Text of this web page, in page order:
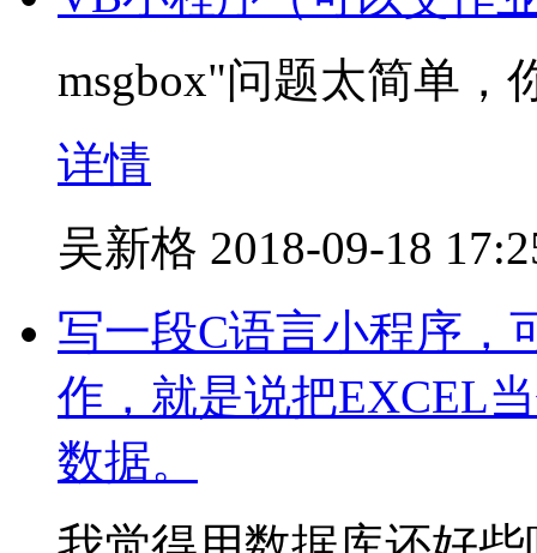
msgbox"问题太简单，
详情
吴新格 2018-09-18
写一段C语言小程序，
作，就是说把EXCEL
数据。